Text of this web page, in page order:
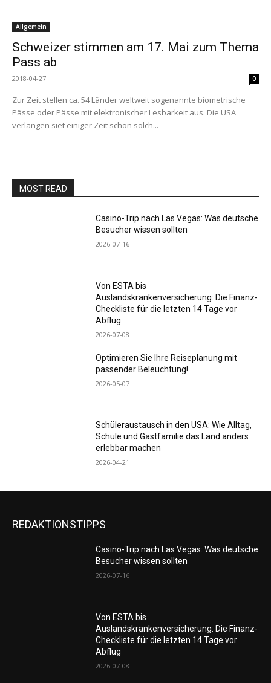
Allgemein
Schweizer stimmen am 17. Mai zum Thema
Pass ab
2018-04-27 0
Zur Zeit stellen ca. 54 Länder weltweit sogenannte biometrische
Pässe oder Pässe mit elektronischer Lesbarkeit aus. Die USA
verlangen siet einiger Zeit schon solch...
MOST READ
Casino-Trip nach Las Vegas: Was deutsche
Besucher wissen sollten
2026-07-16
Von ESTA bis
Auslandskrankenversicherung: Die Finanz-
Checkliste für die letzten 14 Tage vor
Abflug
2026-07-08
Optimieren Sie Ihre Reiseplanung mit
passender Beleuchtung!
2026-05-07
Schüleraustausch in den USA: Wie Alltag,
Schule und Gastfamilie das Land anders
erlebbar machen
2026-04-21
REDAKTIONSTIPPS
Casino-Trip nach Las Vegas: Was deutsche
Besucher wissen sollten
2026-07-16
Von ESTA bis
Auslandskrankenversicherung: Die Finanz-
Checkliste für die letzten 14 Tage vor
Abflug
2026-07-08